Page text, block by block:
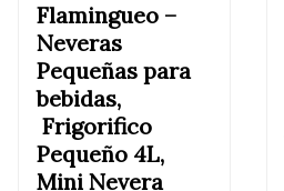
Flamingueo –
Neveras
Pequeñas para
bebidas,
Frigorifico
Pequeño 4L,
Mini Nevera